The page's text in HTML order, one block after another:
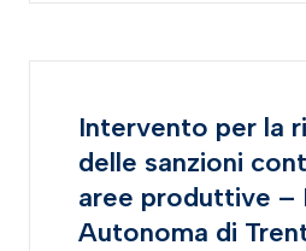
Intervento per la
delle sanzioni
aree produttive –
Autonoma di